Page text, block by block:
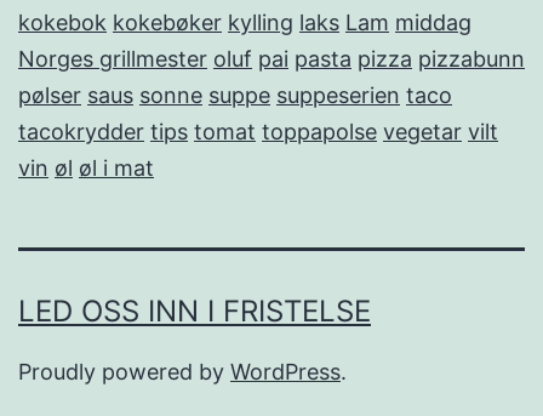
kokebok kokebøker kylling laks Lam middag
Norges grillmester oluf pai pasta pizza pizzabunn
pølser saus sonne suppe suppeserien taco
tacokrydder tips tomat toppapolse vegetar vilt
vin øl øl i mat
LED OSS INN I FRISTELSE
Proudly powered by WordPress.